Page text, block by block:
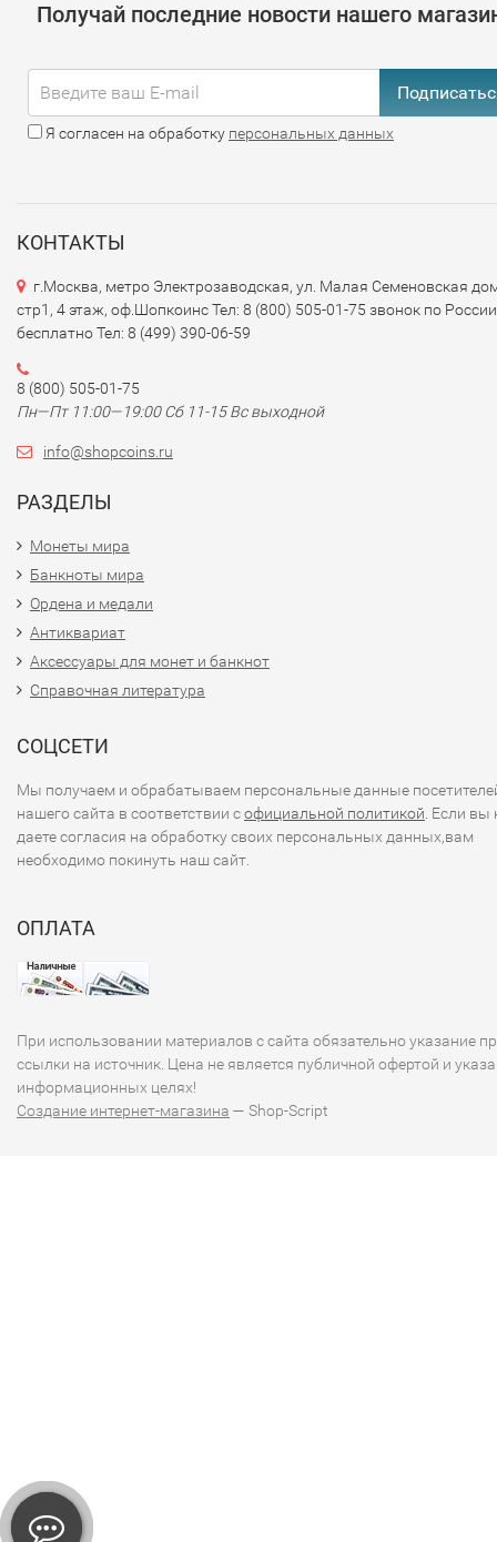
Получай последние новости нашего
Я согласен на обработку персональных данных
КОНТАКТЫ
г.Москва, метро Электрозаводская, ул. Малая Семеновская
стр1, 4 этаж, оф.Шопкоинс Тел: 8 (800) 505-01-75 звонок по России
бесплатно Тел: 8 (499) 390-06-59
8 (800) 505-01-75
Пн—Пт 11:00—19:00 Сб 11-15 Вс выходной
info@shopcoins.ru
РАЗДЕЛЫ
Монеты мира
Банкноты мира
Ордена и медали
Антиквариат
Аксессуары для монет и банкнот
Справочная литература
СОЦСЕТИ
Мы получаем и обрабатываем персональные данные
нашего сайта в соответствии софициальной политикой. Если вы
даете согласия на обработку своих персональных данных,вам
необходимо покинуть наш сайт.
ОПЛАТА
При использовании материалов с сайта обязательно указание
ссылки на источник. Цена не является публичной офертой и
информационных целях!
Создание интернет-магазина — Shop-Script